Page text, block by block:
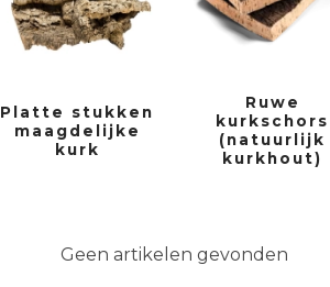
Platte stukken
maagdelijke
kurk
Ruwe
kurkschors
(natuurlijk
kurkhout)
Geen artikelen gevonden